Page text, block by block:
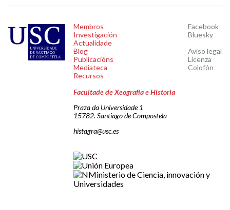
Membros
Investigación
Actualidade
Blog
Publicacións
Mediateca
Recursos
Facebook
Bluesky
Aviso legal
Licenza
Colofón
Facultade de Xeografía e Historia
Praza da Universidade 1
15782. Santiago de Compostela
histagra@usc.es